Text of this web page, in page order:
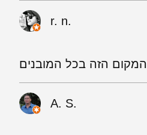
r. n.
A. S.